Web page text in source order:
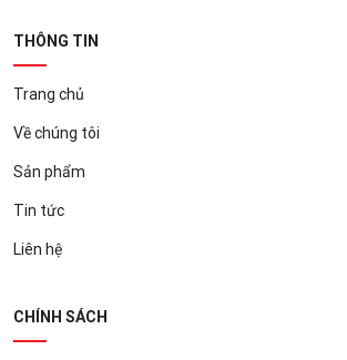
THÔNG TIN
Trang chủ
Về chúng tôi
Sản phẩm
Tin tức
Liên hệ
CHÍNH SÁCH